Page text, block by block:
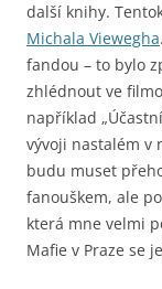
další knihy.
Michala Viewegha
fandou – to bylo
zhlédnout ve
například
vývoji nastalém v
budu muset
fanouškem, ale
která mne velmi
Mafie v Praze se